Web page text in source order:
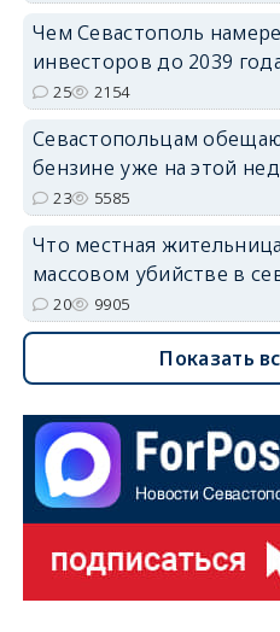
Чем Севастополь
инвесторов до 2039
25 2154
Севастопольцам
бензине уже на этой
23 5585
Что местная жительница
массовом убийстве в
20 9905
Показать